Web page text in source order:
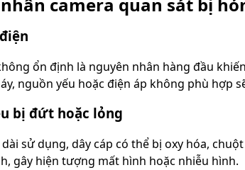
ổn định là nguyên nhân hàng đầu
nguồn yếu hoặc điện áp không phù hợp
bị đứt hoặc lỏng
sử dụng, dây cáp có thể bị oxy hóa,
gây hiện tượng mất hình hoặc nhiễu hình.